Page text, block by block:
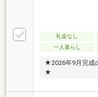
礼金なし
一人暮らし
★2026年9月完成
★